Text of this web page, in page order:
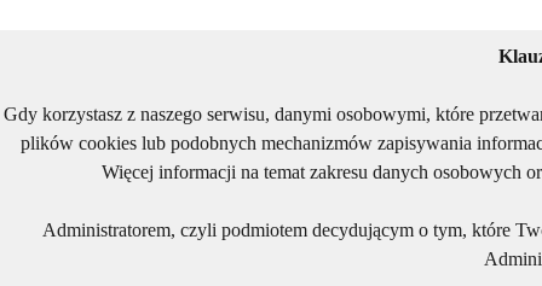
Gdy korzystasz z naszego serwisu, danymi osobowymi, które
plików cookies lub podobnych mechanizmów zapisywania
Więcej informacji na temat zakresu danych osobowych
Administratorem, czyli podmiotem decydującym o tym, które